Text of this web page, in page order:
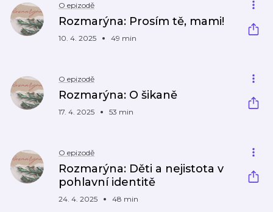
O epizodě
Rozmarýna: Prosím tě, mami!
10. 4. 2025 49 min
O epizodě
Rozmarýna: O šikaně
17. 4. 2025 53 min
O epizodě
Rozmarýna: Děti a nejistota v
pohlavní identitě
24. 4. 2025 48 min